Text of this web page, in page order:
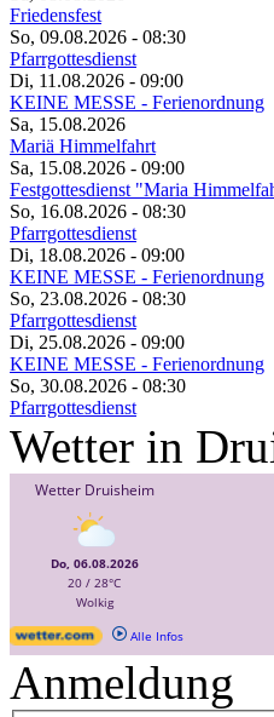
Friedensfest
So, 09.08.2026 - 08:30
Pfarrgottesdienst
Di, 11.08.2026 - 09:00
KEINE MESSE - Ferienordnung
Sa, 15.08.2026
Mariä Himmelfahrt
Sa, 15.08.2026 - 09:00
Festgottesdienst "Maria
So, 16.08.2026 - 08:30
Pfarrgottesdienst
Di, 18.08.2026 - 09:00
KEINE MESSE - Ferienordnung
So, 23.08.2026 - 08:30
Pfarrgottesdienst
Di, 25.08.2026 - 09:00
KEINE MESSE - Ferienordnung
So, 30.08.2026 - 08:30
Pfarrgottesdienst
Wetter in
Anmeldung